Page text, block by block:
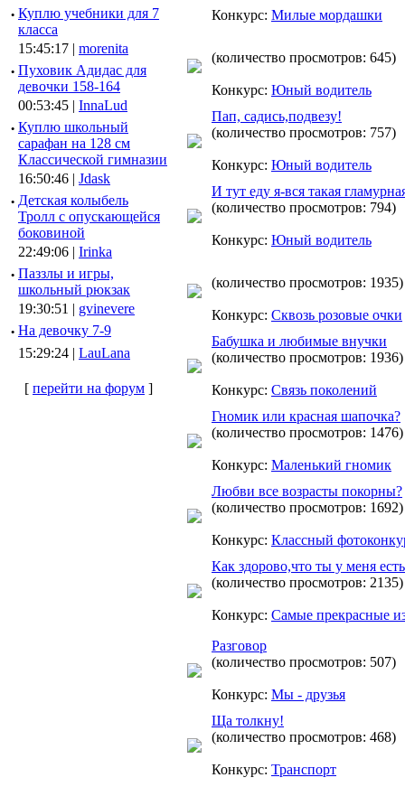
· Куплю учебники для 7
класса
15:45:17 | morenita
· Пуховик Адидас для
девочки 158-164
00:53:45 | InnaLud
· Куплю школьный
сарафан на 128 см
Классической гимназии
16:50:46 | Jdask
· Детская колыбель
Тролл с опускающейся
боковиной
22:49:06 | Irinka
· Паззлы и игры,
школьный рюкзак
19:30:51 | gvinevere
· Hа девочку 7-9
15:29:24 | LauLana
[ перейти на форум ]
Конкурс: Милые мордашки
(количество просмотров: 645)
Конкурс: Юный водитель
Пап, садись,подвезу!
(количество просмотров: 757)
Конкурс: Юный водитель
И тут еду я-вся такая
(количество просмотров: 794)
Конкурс: Юный водитель
(количество просмотров: 1935)
Конкурс: Сквозь розовые очки
Бабушка и любимые внучки
(количество просмотров: 1936)
Конкурс: Связь поколений
Гномик или красная шапочка?
(количество просмотров: 1476)
Конкурс: Маленький гномик
Любви все возрасты покорны?
(количество просмотров: 1692)
Конкурс: Классный
Как здорово,что ты у меня
(количество просмотров: 2135)
Конкурс: Самые прекрасные
Разговор
(количество просмотров: 507)
Конкурс: Мы - друзья
Ща толкну!
(количество просмотров: 468)
Конкурс: Транспорт